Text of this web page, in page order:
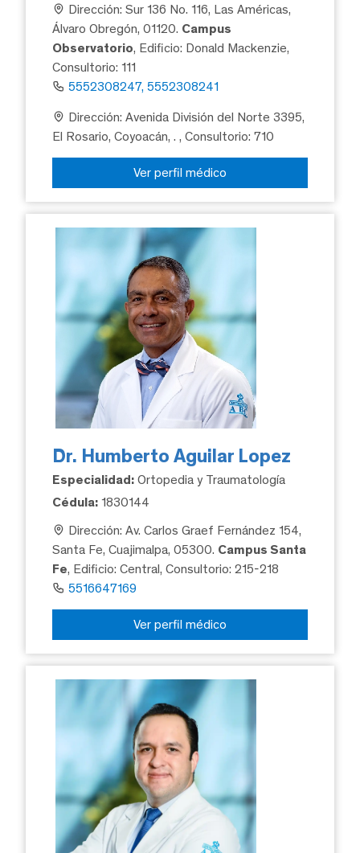
Dirección: Sur 136 No. 116, Las Américas,
Álvaro Obregón, 01120. Campus
Observatorio, Edificio: Donald Mackenzie,
Consultorio: 111
5552308247, 5552308241
Dirección: Avenida División del Norte 3395,
El Rosario, Coyoacán, ., Consultorio: 710
Ver perfil médico
Dr. Humberto Aguilar Lopez
Especialidad: Ortopedia y Traumatología
Cédula: 1830144
Dirección: Av. Carlos Graef Fernández 154,
Santa Fe, Cuajimalpa, 05300. Campus Santa
Fe, Edificio: Central, Consultorio: 215-218
5516647169
Ver perfil médico